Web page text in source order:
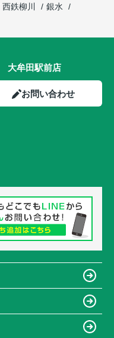
西鉄柳川
銀水
牟田駅前店
お問い合わせ